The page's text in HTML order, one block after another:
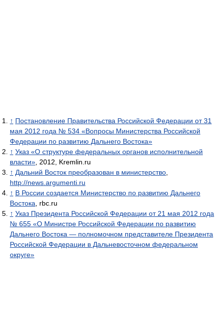
↑ Постановление Правительства Российской Федерации от 31
мая 2012 года № 534 «Вопросы Министерства Российской
Федерации по развитию Дальнего Востока»
↑ Указ «О структуре федеральных органов исполнительной
власти», 2012, Kremlin.ru
↑ Дальний Восток преобразован в министерство,
http://news.argumenti.ru
↑ В России создается Министерство по развитию Дальнего
Востока, rbc.ru
↑ Указ Президента Российской Федерации от 21 мая 2012 года
№ 655 «О Министре Российской Федерации по развитию
Дальнего Востока — полномочном представителе Президента
Российской Федерации в Дальневосточном федеральном
округе»